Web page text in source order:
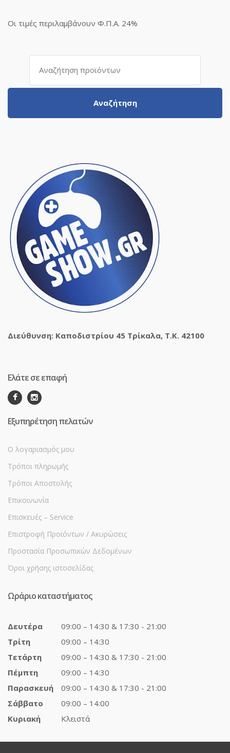
Οι τιμές περιλαμβάνουν Φ.Π.Α. 24%
Αναζήτηση
Αναζήτηση
Διεύθυνση: Καποδιστρίου 45 Τρίκαλα, Τ.Κ. 42100
Ελάτε σε επαφή
Εξυπηρέτηση πελατών
Ο λογαριασμός μου
Τρόποι πληρωμής
Τρόποι Αποστολής
Επικοινωνία
Επισκευές – Service
Επιστροφή Προϊόντων / Ακυρώσεις
Προστασία Προσωπικών Δεδομένων
Όροι χρήσης ιστοσελίδας
Ωράριο καταστήματος
Δευτέρα
09:00 – 14:30 & 17:30 - 21:00
Τρίτη
09:00 – 14:30
Τετάρτη
09:00 – 14:30 & 17:30 - 21:00
Πέμπτη
09:00 – 14:30
Παρασκευή
09:00 – 14:30 & 17:30 - 21:00
Σάββατο
09:00 – 14:00
Κυριακή
Κλειστά